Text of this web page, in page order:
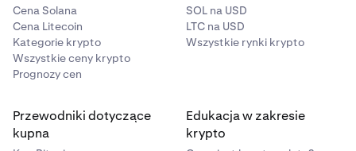
C. Gdy Kraken potwierdzi z Breakout, że trader zaliczył
ocenę Breakout, Kraken przekaże środki KFEE na Twoje
konto Kraken przed końcem października 2025 r.
Ustalenie zwycięzców
Breakout Evaluation w Okresie Promocji i spełni wymogi
uczestnictwa, otrzyma środki KFEE równoważne z
Cena Solana
Cena Litecoin
Kategorie krypto
Wszystkie ceny krypto
Prognozy cen
SOL na USD
LTC na USD
Wszystkie rynki krypto
Przewodniki dotyczące
kupna
Edukacja w zakresie
krypto